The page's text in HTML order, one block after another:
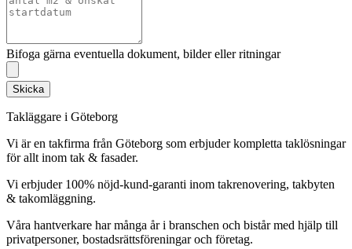
Bifoga gärna eventuella dokument, bilder eller ritningar
Skicka
Takläggare i Göteborg
Vi är en takfirma från Göteborg som erbjuder kompletta taklösningar
för allt inom tak & fasader.
Vi erbjuder 100% nöjd-kund-garanti inom takrenovering, takbyten
& takomläggning.
Våra hantverkare har många år i branschen och bistår med hjälp till
privatpersoner, bostadsrättsföreningar och företag.